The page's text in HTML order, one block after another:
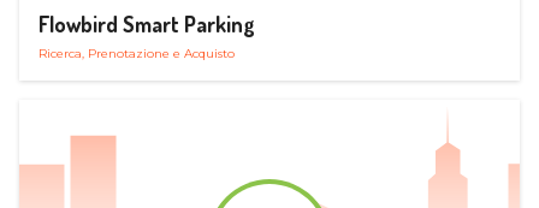
Flowbird Smart Parking
Ricerca, Prenotazione e Acquisto